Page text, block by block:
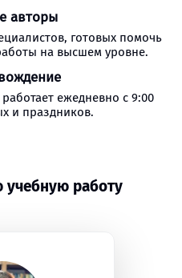
авторы
готовых помочь
на высшем уровне.
ежедневно с 9:00
и праздников.
работу